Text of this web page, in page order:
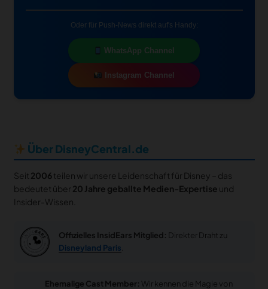
Oder für Push-News direkt auf's Handy:
WhatsApp Channel
Instagram Channel
Über DisneyCentral.de
Seit 2006teilen wir unsere Leidenschaft für Disney – das
bedeutet über 20 Jahre geballte Medien-Expertise und
Insider-Wissen.
Offizielles InsidEars Mitglied: Direkter Draht zu
Disneyland Paris
Ehemalige Cast Member: Wir kennen die Magie von